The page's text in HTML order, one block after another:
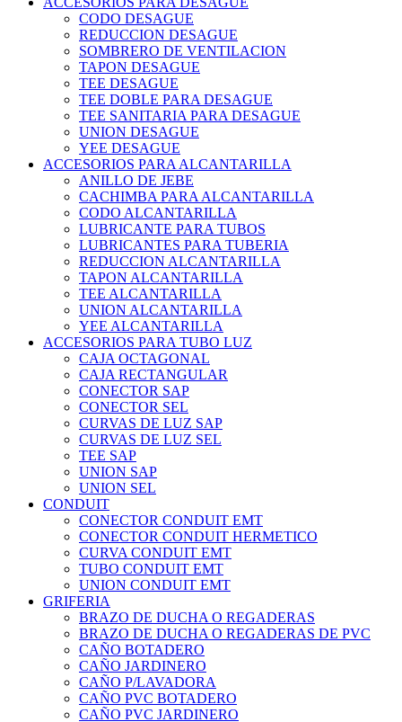
CODO DESAGUE
REDUCCION DESAGUE
SOMBRERO DE VENTILACION
TAPON DESAGUE
TEE DESAGUE
TEE DOBLE PARA DESAGUE
TEE SANITARIA PARA DESAGUE
UNION DESAGUE
YEE DESAGUE
ACCESORIOS PARA ALCANTARILLA
ANILLO DE JEBE
CACHIMBA PARA ALCANTARILLA
CODO ALCANTARILLA
LUBRICANTE PARA TUBOS
LUBRICANTES PARA TUBERIA
REDUCCION ALCANTARILLA
TAPON ALCANTARILLA
TEE ALCANTARILLA
UNION ALCANTARILLA
YEE ALCANTARILLA
ACCESORIOS PARA TUBO LUZ
CAJA OCTAGONAL
CAJA RECTANGULAR
CONECTOR SAP
CONECTOR SEL
CURVAS DE LUZ SAP
CURVAS DE LUZ SEL
TEE SAP
UNION SAP
UNION SEL
CONDUIT
CONECTOR CONDUIT EMT
CONECTOR CONDUIT HERMETICO
CURVA CONDUIT EMT
TUBO CONDUIT EMT
UNION CONDUIT EMT
GRIFERIA
BRAZO DE DUCHA O REGADERAS
BRAZO DE DUCHA O REGADERAS DE PVC
CAÑO BOTADERO
CAÑO JARDINERO
CAÑO P/LAVADORA
CAÑO PVC BOTADERO
CAÑO PVC JARDINERO